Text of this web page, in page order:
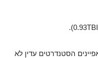
הסטנדרטים עדין לא